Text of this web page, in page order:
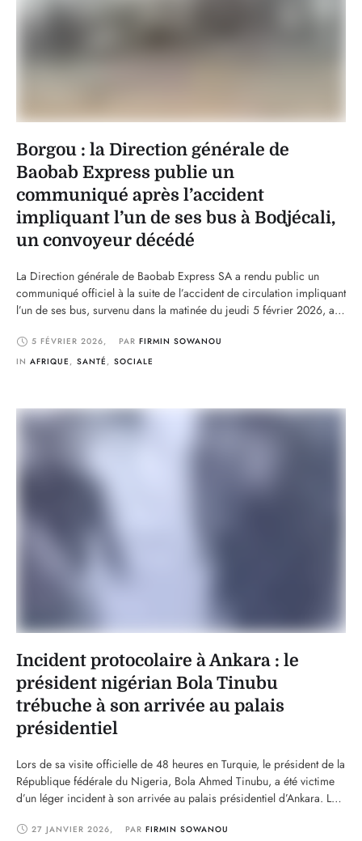
Borgou : la Direction générale de
Baobab Express publie un
communiqué après l’accident
impliquant l’un de ses bus à Bodjécali,
un convoyeur décédé
La Direction générale de Baobab Express SA a rendu public un
communiqué officiel à la suite de l’accident de circulation impliquant
l’un de ses bus, survenu dans la matinée du jeudi 5 février 2026, aux
département du Borgou. Le véhicule, qui assurait la liaison Malanville
…
5 FÉVRIER 2026, PAR FIRMIN SOWANOU
IN AFRIQUE , SANTÉ , SOCIALE
Incident protocolaire à Ankara : le
président nigérian Bola Tinubu
trébuche à son arrivée au palais
présidentiel
Lors de sa visite officielle de 48 heures en Turquie, le président de la
République fédérale du Nigeria, Bola Ahmed Tinubu, a été victime
d’un léger incident à son arrivée au palais présidentiel d’Ankara. Le
les regards des délégations et du protocole. Rapidement …
27 JANVIER 2026, PAR FIRMIN SOWANOU